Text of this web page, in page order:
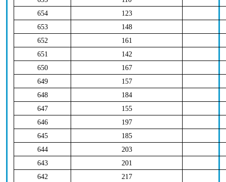
654
123
653
148
652
161
651
142
650
167
649
157
648
184
647
155
646
197
645
185
644
203
643
201
642
217